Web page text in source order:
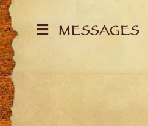
MESSAGES